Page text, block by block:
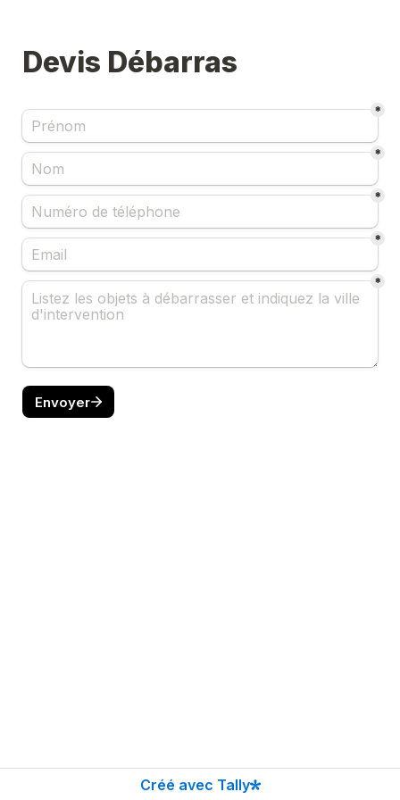
Devis Débarras
*
*
*
*
*
Envoyer
Créé avec Tally